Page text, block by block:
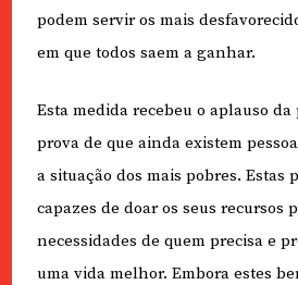
podem servir os mais
em que todos saem a ganhar.
Esta medida recebeu o aplauso da
prova de que ainda existem
a situação dos mais pobres. Estas
capazes de doar os seus recursos
necessidades de quem precisa e
uma vida melhor. Embora estes